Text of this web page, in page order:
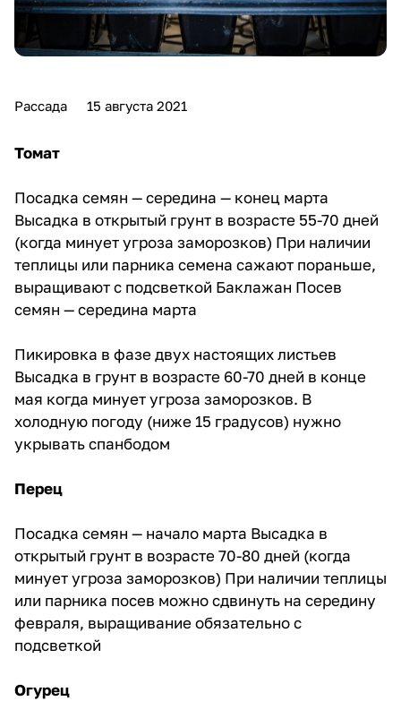
Рассада 15 августа 2021
Томат
Посадка семян — середина — конец марта
Высадка в открытый грунт в возрасте 55-70 дней
(когда минует угроза заморозков) При наличии
теплицы или парника семена сажают пораньше,
выращивают с подсветкой Баклажан Посев
семян — середина марта
Пикировка в фазе двух настоящих листьев
Высадка в грунт в возрасте 60-70 дней в конце
мая когда минует угроза заморозков. В
холодную погоду (ниже 15 градусов) нужно
укрывать спанбодом
Перец
Посадка семян — начало марта Высадка в
открытый грунт в возрасте 70-80 дней (когда
минует угроза заморозков) При наличии теплицы
или парника посев можно сдвинуть на середину
февраля, выращивание обязательно с
подсветкой
Огурец